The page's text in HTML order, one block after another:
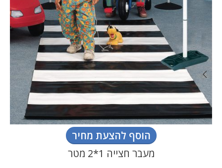
הוסף להצעת מחיר
מעבר חצייה 1*2 מטר